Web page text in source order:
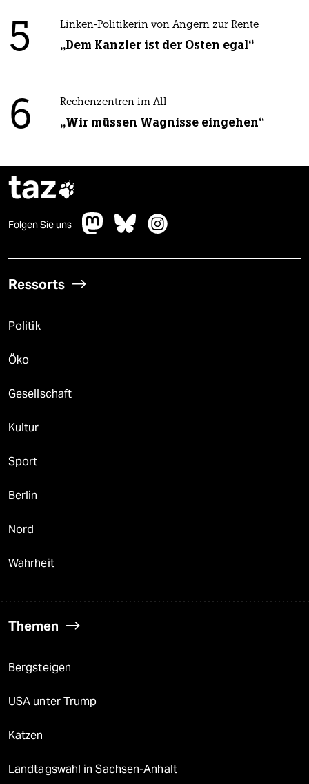
5 Linken-Politikerin von Angern zur Rente
„Dem Kanzler ist der Osten egal“
6 Rechenzentren im All
„Wir müssen Wagnisse eingehen“
taz
Folgen Sie uns
Ressorts
Politik
Öko
Gesellschaft
Kultur
Sport
Berlin
Nord
Wahrheit
Themen
Bergsteigen
USA unter Trump
Katzen
Landtagswahl in Sachsen-Anhalt